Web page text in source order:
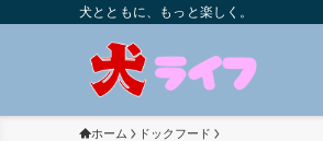
犬とともに、もっと楽しく。
ホーム ドックフード